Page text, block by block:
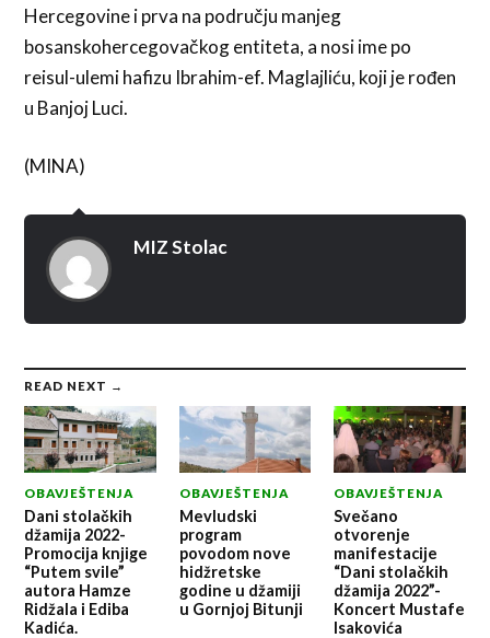
Hercegovine i prva na području manjeg
bosanskohercegovačkog entiteta, a nosi ime po
reisul-ulemi hafizu Ibrahim-ef. Maglajliću, koji je rođen
u Banjoj Luci.
(MINA)
MIZ Stolac
READ NEXT →
OBAVJEŠTENJA
Dani stolačkih
džamija 2022-
Promocija knjige
“Putem svile”
autora Hamze
Ridžala i Ediba
Kadića.
OBAVJEŠTENJA
Mevludski
program
povodom nove
hidžretske
godine u džamiji
u Gornjoj Bitunji
OBAVJEŠTENJA
Svečano
otvorenje
manifestacije
“Dani stolačkih
džamija 2022”-
Koncert Mustafe
Isakovića